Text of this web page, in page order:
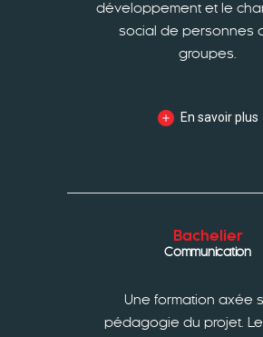
développement et le
social de personnes
groupes.
En savoir plus
Bachelier
Communication
Une formation axée
pédagogie du projet.